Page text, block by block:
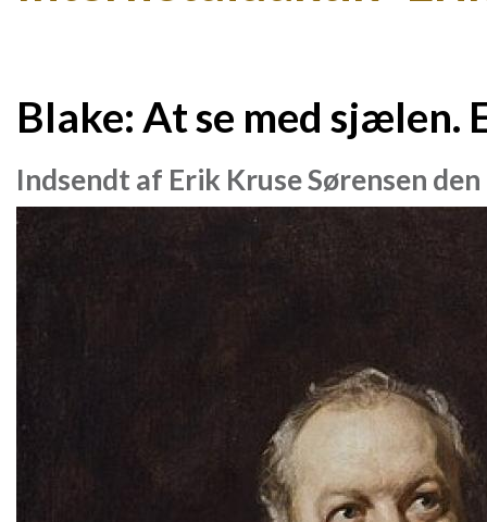
Blake: At se med sjælen.
Indsendt af Erik Kruse Sørensen den